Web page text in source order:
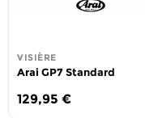
VISIÈRE
Arai GP7 Standard
129,95 €